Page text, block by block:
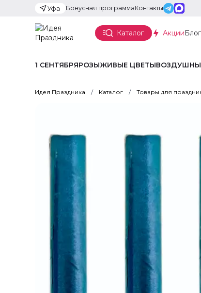
Уфа Бонусная программаКонтакты
Каталог АкцииБлог
1 СЕНТЯБРЯРОЗЫЖИВЫЕ ЦВЕТЫ
Идея Праздника Каталог Товары для